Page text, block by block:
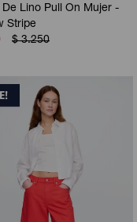
De Lino Pull On Mujer -
Stripe
$ 3.250